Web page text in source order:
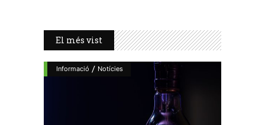
El més vist
Informació / Notícies